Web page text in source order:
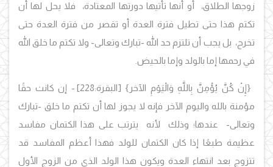
زوجها الطلاق، أو أنها تأتيها دورتها المعتادة، فلا يحل لها أن
تكتم هذا حتى تطيل فترة العدة أو تقصر من فترة العدة حتى
تخرج، بل يجب أن تلتزم حد الله -تبارك وتعالى- ولا تكتم ما خلق الله
في رحمها إما بالولد وإما بالحيض.
{إِنْ كُنَّ يُؤْمِنَّ بِاللَّهِ وَالْيَوْمِ الآخر} [البقرة:228]
- إن كانت حقًا
مؤمنة بالله واليوم الآخر فإنه لا يجوز لها أن تكتم ما خلق -تبارك
وتعالى- عندها؛ وذلك لأنه يترتب على هذا الكتمان مفاسد
عظيمة طبعًا إذا كان الكتمان للولد فهذا أعظم المفاسد قد
تتزوج بعد انتهاء العدة ويكون هذا الولد الذي من الزوج الأول